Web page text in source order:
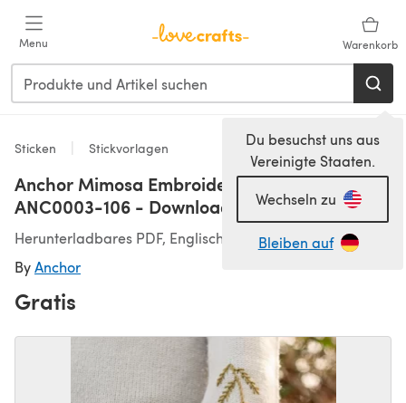
Menu Warenkorb
Du besuchst uns aus
Vereinigte Staaten.
Wechseln zu
Bleiben auf
Sticken Stickvorlagen
Anchor Mimosa Embroidered Sweater -
ANC0003-106 - Downloadable PDF
Herunterladbares PDF, Englisch
ByAnchor
Gratis